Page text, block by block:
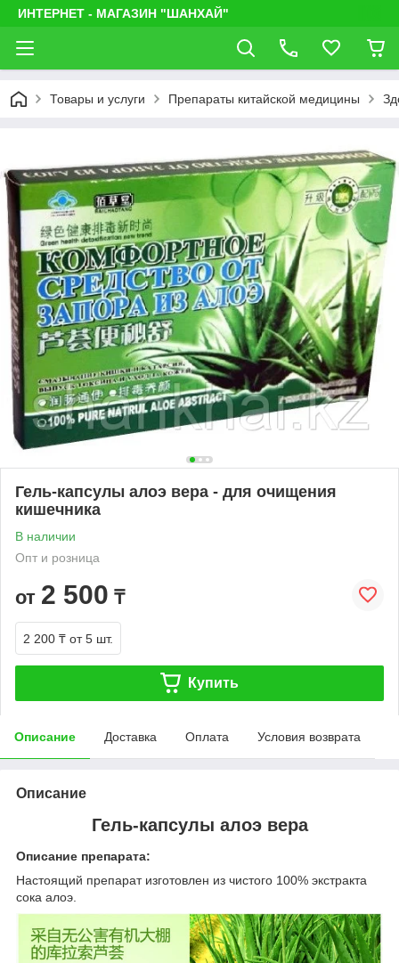
ИНТЕРНЕТ - МАГАЗИН "ШАНХАЙ"
Товары и услуги Препараты китайской медицины
Гель-капсулы алоэ вера - для очищения
кишечника
В наличии
Опт и розница
от 2 500 ₸
2 200 ₸ от 5 шт.
Купить
Описание Доставка Оплата Условия возврата
Описание
Гель-капсулы алоэ вера
Описание препарата:
Настоящий препарат изготовлен из чистого 100% экстракта
сока алоэ.